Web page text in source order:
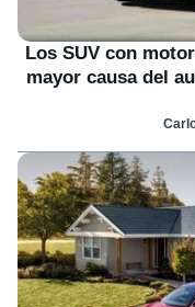
Los SUV con
mayor causa del